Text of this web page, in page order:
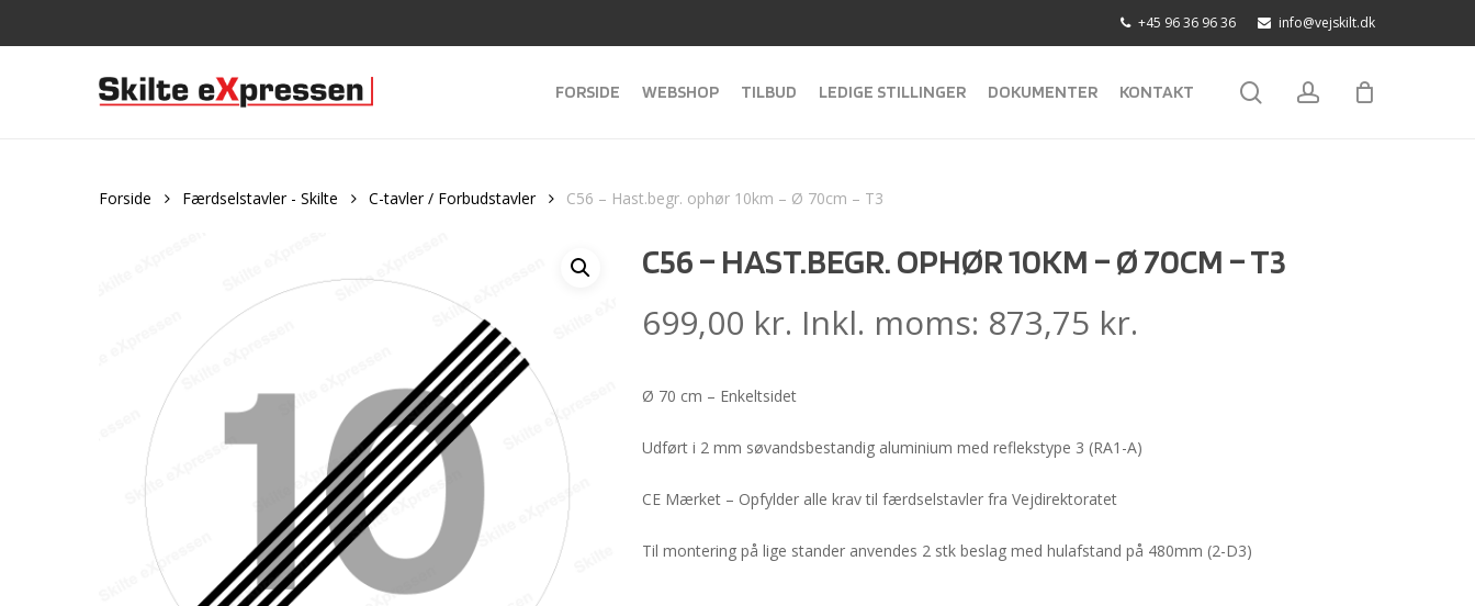
to
+45 96 36 96 36 info@vejskilt.dk
Hit enter to search or ESC to close
FORSIDE WEBSHOP TILBUD LEDIGE STILLINGER DOKUMENTER KONTAKT searchaccount
Forside Færdselstavler - Skilte C-tavler / Forbudstavler C56 – Hast.begr. ophør 10km – Ø 70cm – T3
C56 – HAST.BEGR. OPHØR 10KM – Ø 70CM – T3
699,00 kr. Inkl. moms: 873,75 kr.
Ø 70 cm – Enkeltsidet
Udført i 2 mm søvandsbestandig aluminium med reflekstype 3 (RA1-A)
CE Mærket – Opfylder alle krav til færdselstavler fra Vejdirektoratet
Til montering på lige stander anvendes 2 stk beslag med hulafstand på 480mm (2-D3)